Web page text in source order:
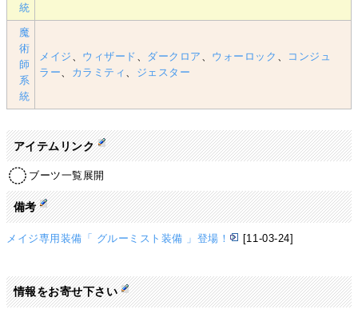
統
魔
術
師
系
統
メイジ ウィザード ダークロア ウォーロック
コンジュ
ラー
カラミティ ジェスター
アイテムリンク
ブーツ一覧展開
備考
メイジ専用装備「 グルーミスト装備 」登場！ [11-03-24]
情報をお寄せ下さい